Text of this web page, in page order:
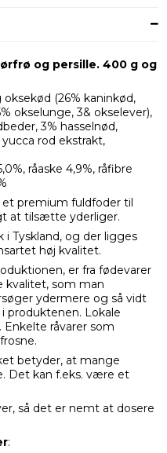
og persille. 400 g og
(26% kaninkød,
okselunge, 3& okselever),
3% hasselnød,
rod ekstrakt,
råaske 4,9%, råfibre
et premium fuldfoder til
at tilsætte yderliger.
i Tyskland, og der ligges
høj kvalitet.
er fra fødevarer
kvalitet, som man
ydermere og så vidt
produktenen. Lokale
råvarer som
betyder, at mange
Det kan f.eks. være et
så det er nemt at dosere
: